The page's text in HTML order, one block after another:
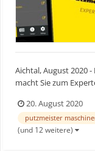
Aichtal, August 2020
macht Sie zum
Dokumenten und
speziell an
20. August 2020
putzmeister
(und 12 weitere)